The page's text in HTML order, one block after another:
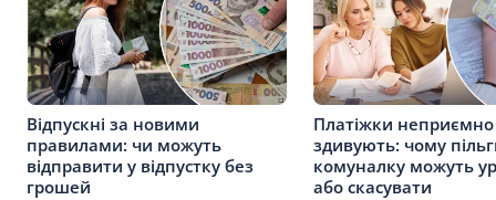
Відпускні за новими
правилами: чи можуть
відправити у відпустку без
грошей
Платіжки неприємно
здивують: чому
комуналку можуть
або скасувати